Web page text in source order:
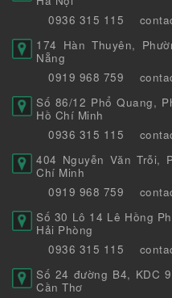
0936 315 115
174 Hàn Thuyên,
Nẵng
0919 968 759
Số 86/12 Phổ Quang,
Hồ Chí Minh
0936 315 115
404 Nguyễn Văn Trỗi,
Chí Minh
0919 968 759
Số 30 Lô 14 Lê Hồng
Hải Phòng
0936 315 115
Số 24 đường B4, KDC
Cần Thơ